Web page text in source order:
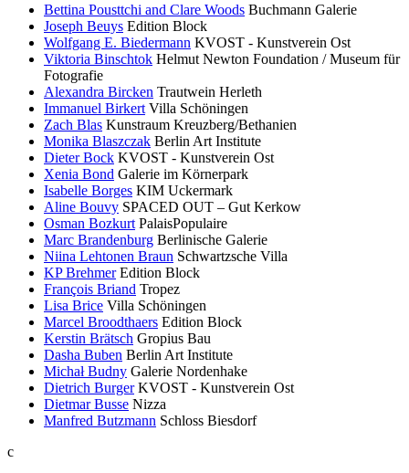
Bettina Pousttchi and Clare Woods Buchmann Galerie
Joseph Beuys Edition Block
Wolfgang E. Biedermann KVOST - Kunstverein Ost
Viktoria Binschtok Helmut Newton Foundation / Museum für
Fotografie
Alexandra Bircken Trautwein Herleth
Immanuel Birkert Villa Schöningen
Zach Blas Kunstraum Kreuzberg/Bethanien
Monika Blaszczak Berlin Art Institute
Dieter Bock KVOST - Kunstverein Ost
Xenia Bond Galerie im Körnerpark
Isabelle Borges KIM Uckermark
Aline Bouvy SPACED OUT – Gut Kerkow
Osman Bozkurt PalaisPopulaire
Marc Brandenburg Berlinische Galerie
Niina Lehtonen Braun Schwartzsche Villa
KP Brehmer Edition Block
François Briand Tropez
Lisa Brice Villa Schöningen
Marcel Broodthaers Edition Block
Kerstin Brätsch Gropius Bau
Dasha Buben Berlin Art Institute
Michał Budny Galerie Nordenhake
Dietrich Burger KVOST - Kunstverein Ost
Dietmar Busse Nizza
Manfred Butzmann Schloss Biesdorf
c